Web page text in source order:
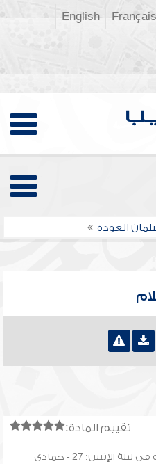
Français
English
العودة
تقييم المادة:
معلومات : ألقيت هذه المحاضرة في ليلة الإثنين: 27 - جمادى